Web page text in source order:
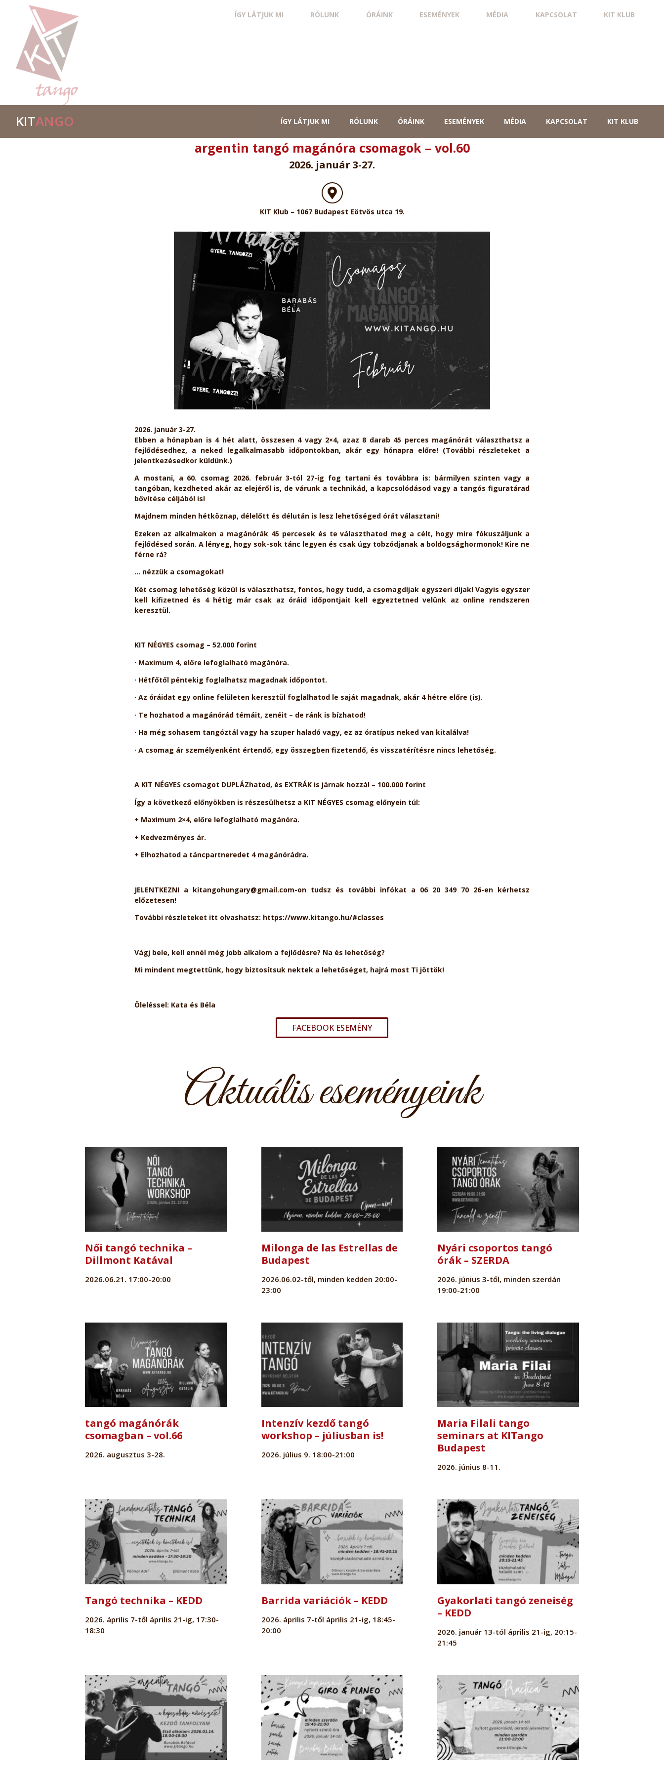
ÍGY LÁTJUK MI RÓLUNK ÓRÁINK ESEMÉNYEK MÉDIA KAPCSOLAT KIT KLUB
KITANGO ÍGY LÁTJUK MI RÓLUNK ÓRÁINK ESEMÉNYEK MÉDIA KAPCSOLAT KIT KLUB
argentin tangó magánóra csomagok – vol.60
2026. január 3-27.
KIT Klub – 1067 Budapest Eötvös utca 19.
2026. január 3-27.
Ebben a hónapban is 4 hét alatt, összesen 4 vagy 2×4, azaz 8 darab 45 perces magánórát választhatsz a
fejlődésedhez, a neked legalkalmasabb időpontokban, akár egy hónapra előre! (További részleteket a
jelentkezésedkor küldünk.)
A mostani, a 60. csomag 2026. február 3-tól 27-ig fog tartani és továbbra is: bármilyen szinten vagy a
tangóban, kezdheted akár az elejéről is, de várunk a technikád, a kapcsolódásod vagy a tangós figuratárad
bővítése céljából is!
Majdnem minden hétköznap, délelőtt és délután is lesz lehetőséged órát választani!
Ezeken az alkalmakon a magánórák 45 percesek és te választhatod meg a célt, hogy mire fókuszáljunk a
fejlődésed során. A lényeg, hogy sok-sok tánc legyen és csak úgy tobzódjanak a boldogsághormonok! Kire ne
férne rá?
… nézzük a csomagokat!
Két csomag lehetőség közül is választhatsz, fontos, hogy tudd, a csomagdíjak egyszeri díjak! Vagyis egyszer
kell kifizetned és 4 hétig már csak az óráid időpontjait kell egyeztetned velünk az online rendszeren
keresztül.
KIT NÉGYES csomag – 52.000 forint
· Maximum 4, előre lefoglalható magánóra.
· Hétfőtől péntekig foglalhatsz magadnak időpontot.
· Az óráidat egy online felületen keresztül foglalhatod le saját magadnak, akár 4 hétre előre (is).
· Te hozhatod a magánórád témáit, zenéit – de ránk is bízhatod!
· Ha még sohasem tangóztál vagy ha szuper haladó vagy, ez az óratípus neked van kitalálva!
· A csomag ár személyenként értendő, egy összegben fizetendő, és visszatérítésre nincs lehetőség.
A KIT NÉGYES csomagot DUPLÁZhatod, és EXTRÁK is járnak hozzá! – 100.000 forint
Így a következő előnyökben is részesülhetsz a KIT NÉGYES csomag előnyein túl:
+ Maximum 2×4, előre lefoglalható magánóra.
+ Kedvezményes ár.
+ Elhozhatod a táncpartneredet 4 magánórádra.
JELENTKEZNI a kitangohungary@gmail.com-on tudsz és további infókat a 06 20 349 70 26-en kérhetsz
előzetesen!
További részleteket itt olvashatsz: https://www.kitango.hu/#classes
Vágj bele, kell ennél még jobb alkalom a fejlődésre? Na és lehetőség?
Mi mindent megtettünk, hogy biztosítsuk nektek a lehetőséget, hajrá most Ti jöttök!
Öleléssel: Kata és Béla
FACEBOOK ESEMÉNY
Aktuális eseményeink
Női tangó technika –
Dillmont Katával
2026.06.21. 17:00-20:00
Milonga de las Estrellas de
Budapest
2026.06.02-től, minden kedden 20:00-
23:00
Nyári csoportos tangó
órák – SZERDA
2026. június 3-től, minden szerdán
19:00-21:00
tangó magánórák
csomagban – vol.66
2026. augusztus 3-28.
Intenzív kezdő tangó
workshop – júliusban is!
2026. július 9. 18:00-21:00
Maria Filali tango
seminars at KITango
Budapest
2026. június 8-11.
Tangó technika – KEDD
2026. április 7-től április 21-ig, 17:30-
18:30
Barrida variációk – KEDD
2026. április 7-től április 21-ig, 18:45-
20:00
Gyakorlati tangó zeneiség
– KEDD
2026. január 13-tól április 21-ig, 20:15-
21:45